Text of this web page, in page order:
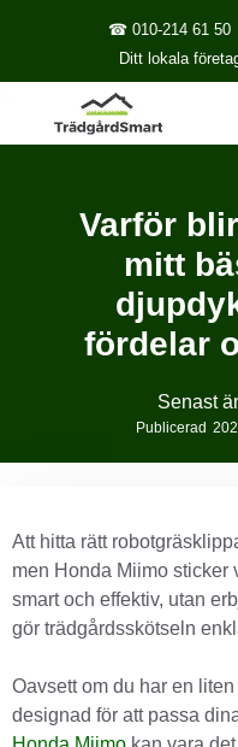
☎ 010-214 61 50
Ditt lokala
Varför
mitt
fördelar
Senast
Publicerad
Att hitta rätt
men Honda Miimo sticker
smart och effektiv, utan
gör trädgårdsskötseln
Oavsett om du har en
designad för att passa